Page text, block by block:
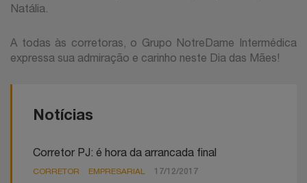
Natália.
A todas às corretoras, o Grupo NotreDame Intermédica
expressa sua admiração e carinho neste Dia das Mães!
Notícias
Corretor PJ: é hora da arrancada final
CORRETOR EMPRESARIAL 17/12/2017